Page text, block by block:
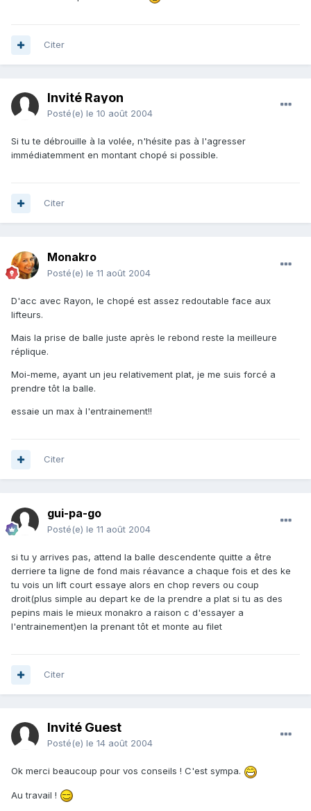
Citer
Invité Rayon
Posté(e) le 10 août 2004
Si tu te débrouille à la volée, n'hésite pas à l'agresser
immédiatemment en montant chopé si possible.
Citer
Monakro
Posté(e) le 11 août 2004
D'acc avec Rayon, le chopé est assez redoutable face aux
lifteurs.
Mais la prise de balle juste après le rebond reste la meilleure
réplique.
Moi-meme, ayant un jeu relativement plat, je me suis forcé a
prendre tôt la balle.
essaie un max à l'entrainement!!
Citer
gui-pa-go
Posté(e) le 11 août 2004
si tu y arrives pas, attend la balle descendente quitte a être
derriere ta ligne de fond mais réavance a chaque fois et des ke
tu vois un lift court essaye alors en chop revers ou coup
droit(plus simple au depart ke de la prendre a plat si tu as des
pepins mais le mieux monakro a raison c d'essayer a
l'entrainement)en la prenant tôt et monte au filet
Citer
Invité Guest
Posté(e) le 14 août 2004
Ok merci beaucoup pour vos conseils ! C'est sympa.
Au travail !